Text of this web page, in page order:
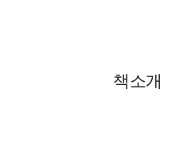
책소개